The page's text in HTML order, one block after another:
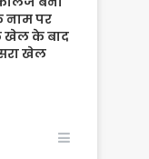
नाम पर
खेल के बाद
खेल